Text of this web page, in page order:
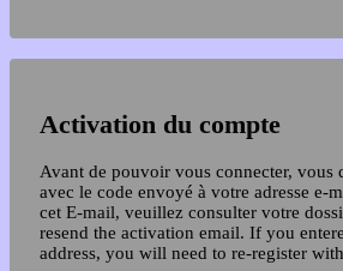
Activation du compte
Avant de pouvoir vous connecter, vous
avec le code envoyé à votre adresse e-
cet E-mail, veuillez consulter votre
resend the activation email. If you
address, you will need to re-register